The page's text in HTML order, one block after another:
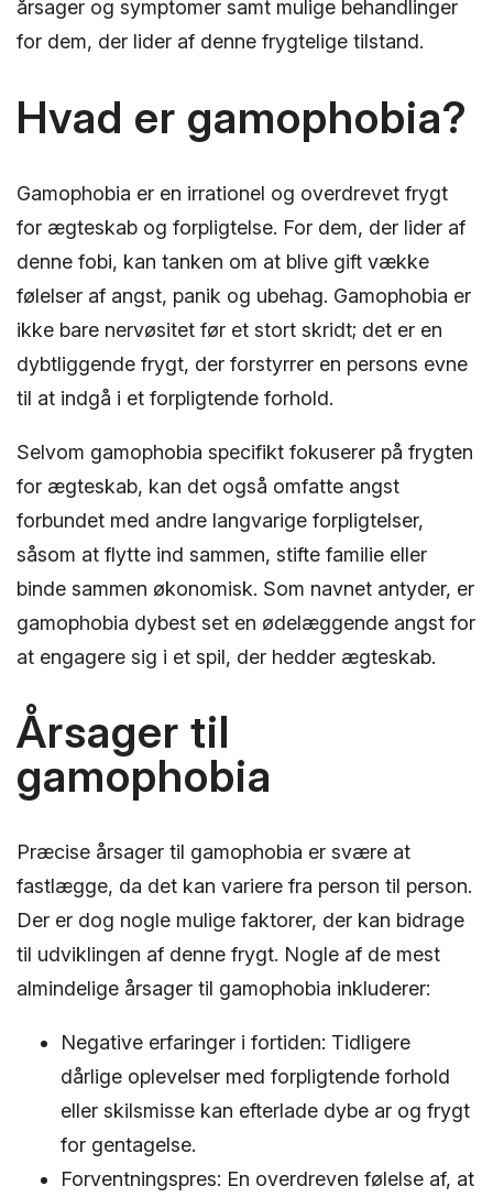
årsager og symptomer samt mulige behandlinger
for dem, der lider af denne frygtelige tilstand.
Hvad er gamophobia?
Gamophobia er en irrationel og overdrevet frygt
for ægteskab og forpligtelse. For dem, der lider af
denne fobi, kan tanken om at blive gift vække
følelser af angst, panik og ubehag. Gamophobia er
ikke bare nervøsitet før et stort skridt; det er en
dybtliggende frygt, der forstyrrer en persons evne
til at indgå i et forpligtende forhold.
Selvom gamophobia specifikt fokuserer på frygten
for ægteskab, kan det også omfatte angst
forbundet med andre langvarige forpligtelser,
såsom at flytte ind sammen, stifte familie eller
binde sammen økonomisk. Som navnet antyder, er
gamophobia dybest set en ødelæggende angst for
at engagere sig i et spil, der hedder ægteskab.
Årsager til
gamophobia
Præcise årsager til gamophobia er svære at
fastlægge, da det kan variere fra person til person.
Der er dog nogle mulige faktorer, der kan bidrage
til udviklingen af denne frygt. Nogle af de mest
almindelige årsager til gamophobia inkluderer:
Negative erfaringer i fortiden: Tidligere
dårlige oplevelser med forpligtende forhold
eller skilsmisse kan efterlade dybe ar og frygt
for gentagelse.
Forventningspres: En overdreven følelse af, at